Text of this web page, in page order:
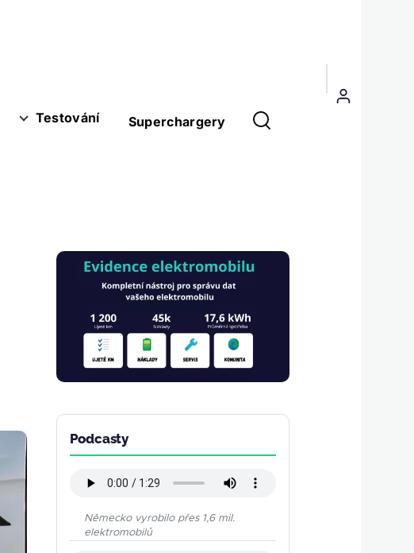
Testování Superchargery
Menu
uživatelského
Obrázek
Podcasty
Německo vyrobilo přes 1,6 mil.
elektromobilů